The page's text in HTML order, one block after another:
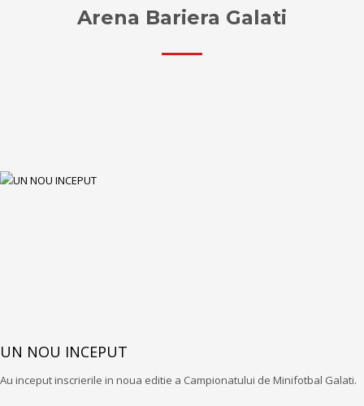
Arena Bariera Galati
UN NOU INCEPUT
Au inceput inscrierile in noua editie a Campionatului de Minifotbal Galati.